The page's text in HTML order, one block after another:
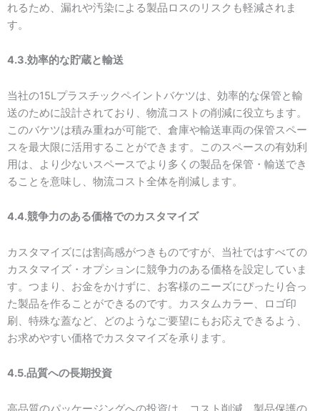
れるため、漏れや汚染による製品ロスのリスクも軽減されま
す。
4.3.効率的な貯蔵と輸送
当社の15Lプラスチックペイントバケツは、効率的な保管と輸
送のために設計されており、物流コストの削減に役立ちます。
このバケツは積み重ねが可能で、倉庫や輸送車両の保管スペー
スを最大限に活用することができます。このスペースの有効利
用は、より少ないスペースでより多くの製品を保管・輸送でき
ることを意味し、物流コスト全体を削減します。
4.4.競争力のある価格でのカスタマイズ
カスタマイズには割高感がつきものですが、当社ではすべての
カスタマイズ・オプションに競争力のある価格を設定していま
す。つまり、お金をかけずに、お客様のニーズにぴったり合っ
た製品を作ることができるのです。カスタムカラー、ロゴ印
刷、特殊な蓋など、どのようなご要望にもお応えできるよう、
お求めやすい価格でカスタマイズを承ります。
4.5.品質への長期投資